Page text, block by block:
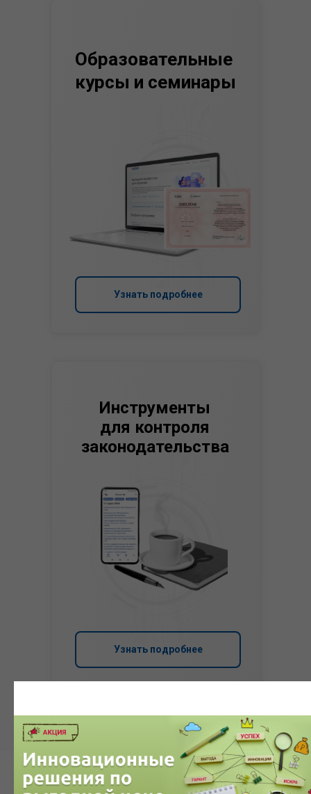
Узнать подробнее
Инструменты
для контроля
законодательства
Узнать подробнее
Образовательные
курсы и семинары